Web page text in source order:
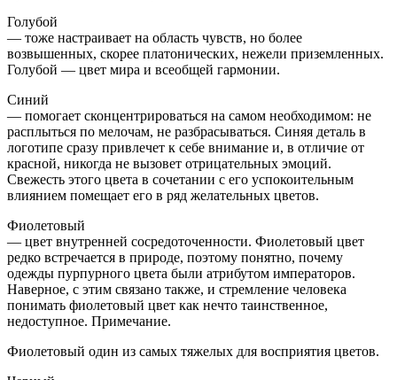
Голубой
— тоже настраивает на область чувств, но более
возвышенных, скорее платонических, нежели приземленных.
Голубой — цвет мира и всеобщей гармонии.
Синий
— помогает сконцентрироваться на самом необходимом: не
расплыться по мелочам, не разбрасываться. Синяя деталь в
логотипе сразу привлечет к себе внимание и, в отличие от
красной, никогда не вызовет отрицательных эмоций.
Свежесть этого цвета в сочетании с его успокоительным
влиянием помещает его в ряд желательных цветов.
Фиолетовый
— цвет внутренней сосредоточенности. Фиолетовый цвет
редко встречается в природе, поэтому понятно, почему
одежды пурпурного цвета были атрибутом императоров.
Наверное, с этим связано также, и стремление человека
понимать фиолетовый цвет как нечто таинственное,
недоступное. Примечание.
Фиолетовый один из самых тяжелых для восприятия цветов.